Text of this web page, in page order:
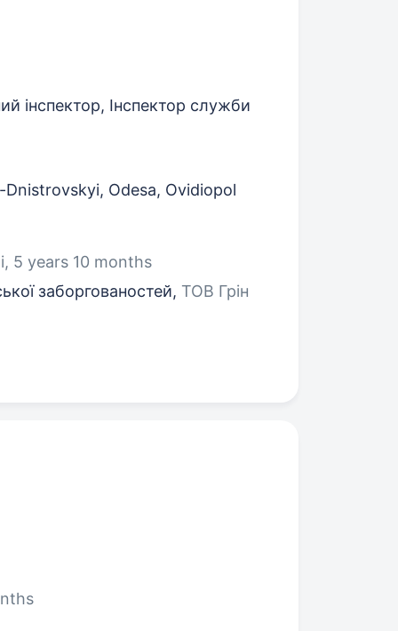
інспектор, Інспектор служби
Odesa, Ovidiopol
5 years 10 months
заборгованостей, ТОВ Грін